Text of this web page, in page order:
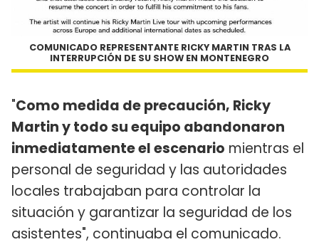
COMUNICADO REPRESENTANTE RICKY MARTIN TRAS LA
INTERRUPCIÓN DE SU SHOW EN MONTENEGRO
"Como medida de precaución, Ricky
Martin y todo su equipo abandonaron
inmediatamente el escenario mientras el
personal de seguridad y las autoridades
locales trabajaban para controlar la
situación y garantizar la seguridad de los
asistentes", continuaba el comunicado.